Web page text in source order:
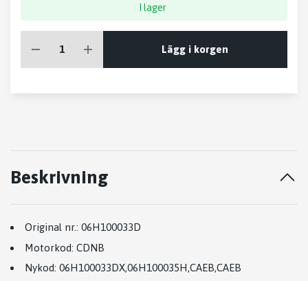
I lager
Lägg i korgen
Beskrivning
Original nr.: 06H100033D
Motorkod: CDNB
Nykod: 06H100033DX,06H100035H,CAEB,CAEB